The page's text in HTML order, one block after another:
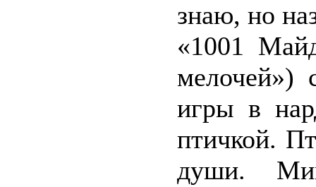
знаю, но
«1001
мелочей»)
игры в
птичкой.
души.